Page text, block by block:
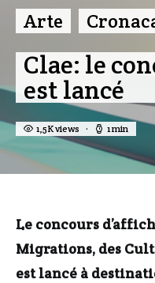
Arte
Clae: le
est lancé
1,5K views 1 min
Le concours
Migrations, des
est lancé à